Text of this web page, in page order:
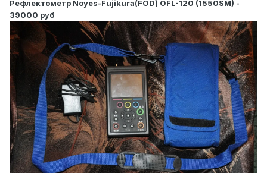
Рефлектометр Noyes-Fujikura(FOD) OFL-120 (1550SM) -
39000 руб